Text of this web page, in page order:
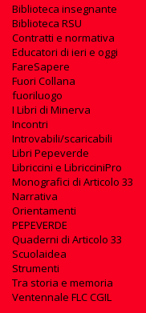
Biblioteca insegnante
Biblioteca RSU
Contratti e normativa
Educatori di ieri e oggi
FareSapere
Fuori Collana
fuoriluogo
I Libri di Minerva
Incontri
Introvabili/scaricabili
Libri Pepeverde
Libriccini e LibricciniPro
Monografici di Articolo 33
Narrativa
Orientamenti
PEPEVERDE
Quaderni di Articolo 33
Scuolaidea
Strumenti
Tra storia e memoria
Ventennale FLC CGIL